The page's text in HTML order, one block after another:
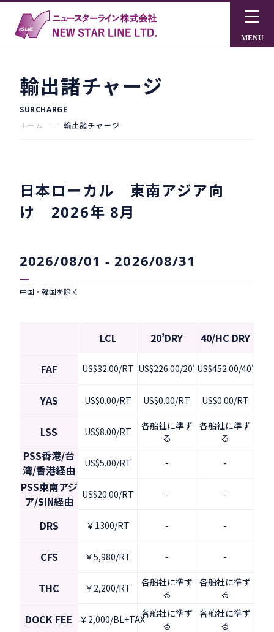
輸出諸チャージ
SURCHARGE
ホーム
輸出諸チャージ
日本ローカル 東南アジア向
け 2026年 8月
2026/08/01 - 2026/08/31
中国・韓国を除く
LCL 20’DRY 40/HC DRY
FAF US$32.00/RT US$226.00/20' US$452.00/40'
YAS US$0.00/RT US$0.00/RT US$0.00/RT
LSS US$8.00/RT
各船社に準ず
る
各船社に準ず
る
PSS香港/台
湾/香港経由
US$5.00/RT - -
PSS東南アジ
ア/SIN経由
US$20.00/RT - -
DRS ￥1300/RT - -
CFS ￥5,980/RT - -
THC ￥2,200/RT
各船社に準ず
る
各船社に準ず
る
DOCK FEE ￥2,000/BL+TAX各船社に準ず
る
各船社に準ず
る